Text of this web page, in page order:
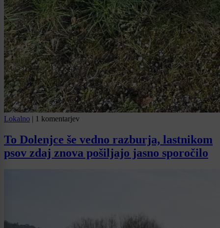
Lokalno | 1 komentarjev
To Dolenjce še vedno razburja, lastnikom
psov zdaj znova pošiljajo jasno sporočilo